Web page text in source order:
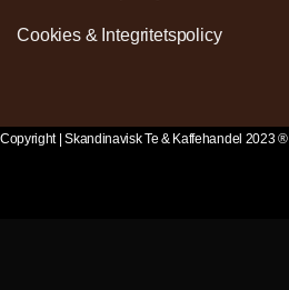
Cookies & Integritetspolicy
Copyright | Skandinavisk Te & Kaffehandel 2023 ®